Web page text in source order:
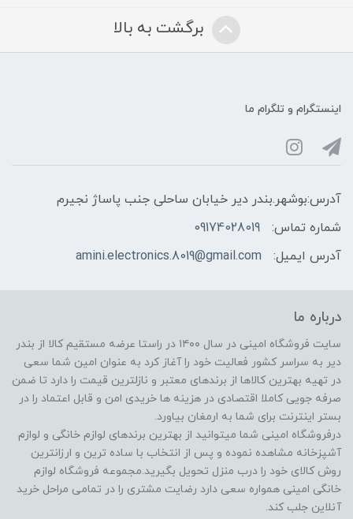
برگشت به بالا
اینستگرام و تلگرام ما
آدرس:بوشهر.بندر دیر خیابان ساحلی جنب پاساژ نجیرم
شماره تماس:
09174028019
آدرس ایمیل:
amini.electronics.8019@gmail.com
درباره ما
سایت فروشگاه امینی در سال ۱۴۰۰ در راستا عرضه مستقیم کالا از بندر
دیر به سراسر کشور فعالیت خود را آغاز کرد به عنوان امین شما سعی
در تهیه بهترین کالاها از برندهای معتبر و نازلترین قیمت را دارد تا ضمن
صرفه جویی کاملا اقتصادی در هزینه ها خریدی امن و قابل اعتماد را در
بستر اینترنت برای شما به ارمغان بیاورد.
درفروشگاه امینی شما میتوانید از بهترین برندهای لوازم خانگی و لوازم
آشپزخانه مشاهده نموده و پس از انتخاب با ساده ترین و ارزانترین
روش کالای خود را درب منزل تحویل بگیرید.مجموعه فروشگاه لوازم
خانگی امینی همواره سعی دارد رضایت مشتری را در تمامی مراحل خرید
آنلاین جلب کند.